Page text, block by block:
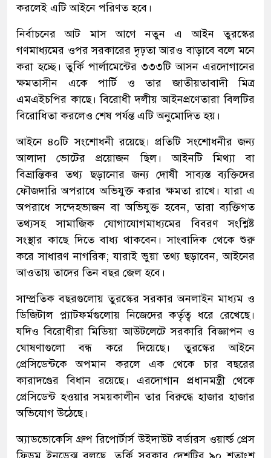
করলেই এটি আইনে পরিণত হবে।
নির্বাচনের আট মাস আগে নতুন এ আইন তুরস্কের
গণমাধ্যমের ওপর সরকারের দৃঢ়তা আরও বাড়াবে বলে মনে
করা হচ্ছে। তুর্কি পার্লামেন্টের ৩৩৩টি আসন এরদোগানের
ক্ষমতাসীন একে পার্টি ও তার জাতীয়তাবাদী মিত্র
এমএইচপির কাছে। বিরোধী দলীয় আইনপ্রণেতারা বিলটির
বিরোধিতা করলেও শেষ পর্যন্ত এটি অনুমোদিত হয়।
আইনে ৪০টি সংশোধনী রয়েছে। প্রতিটি সংশোধনীর জন্য
আলাদা ভোটের প্রয়োজন ছিল। আইনটি মিথ্যা বা
বিভ্রান্তিকর তথ্য ছড়ানোর জন্য দোষী সাব্যস্ত ব্যক্তিদের
ফৌজদারি অপরাধে অভিযুক্ত করার ক্ষমতা রাখে। যারা এ
অপরাধে সন্দেহভাজন বা অভিযুক্ত হবেন, তারা ব্যক্তিগত
তথ্যসহ সামাজিক যোগাযোগমাধ্যমের বিবরণ সংশ্লিষ্ট
সংস্থার কাছে দিতে বাধ্য থাকবেন। সাংবাদিক থেকে শুরু
করে সাধারণ নাগরিক; যারাই ভুয়া তথ্য ছড়াবেন, আইনের
আওতায় তাদের তিন বছর জেল হবে।
সাম্প্রতিক বছরগুলোয় তুরস্কের সরকার অনলাইন মাধ্যম ও
ডিজিটাল প্ল্যাটফর্মগুলোয় নিজেদের কর্তৃত্ব ধরে রেখেছে।
যদিও বিরোধীরা মিডিয়া আউটলেটে সরকারি বিজ্ঞাপন ও
ঘোষণাগুলো বন্ধ করে দিয়েছে। তুরস্কের আইনে
প্রেসিডেন্টকে অপমান করলে এক থেকে চার বছরের
কারাদণ্ডের বিধান রয়েছে। এরদোগান প্রধানমন্ত্রী থেকে
প্রেসিডেন্ট হওয়ার সময়কালীন তার বিরুদ্ধে হাজার হাজার
অভিযোগ উঠেছে।
অ্যাডভোকেসি গ্রুপ রিপোর্টার্স উইদাউট বর্ডারস ওয়ার্ল্ড প্রেস